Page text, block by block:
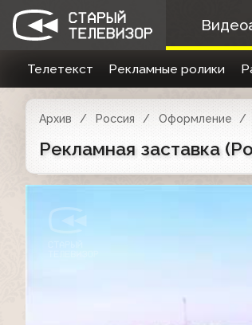
Телетекст Рекламные ролики
Архив Россия Оформление
Рекламная заставка